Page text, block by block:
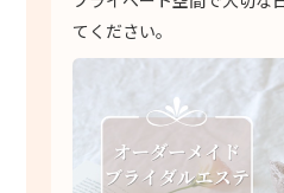
てください。